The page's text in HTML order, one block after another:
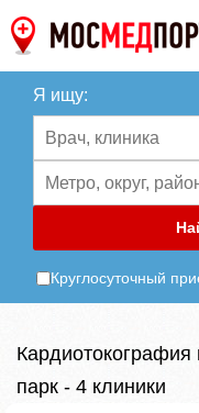
Я ищу:
Круглосуточный
парк - 4 клиники